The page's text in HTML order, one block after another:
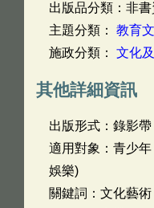
出版品分類：非
主題分類： 教育
施政分類： 文化
其他詳細資訊
出版形式：錄影帶
適用對象：青少
娛樂)
關鍵詞：文化藝術